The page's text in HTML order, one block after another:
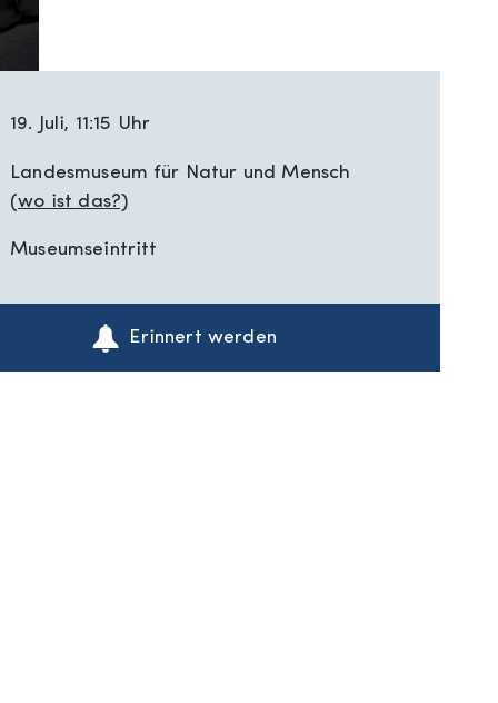
19. Juli, 11:15 Uhr
Landesmuseum für Natur und Mensch
(wo ist das?)
Museumseintritt
Erinnert werden